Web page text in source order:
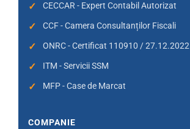
CECCAR - Expert Contabil Autorizat
CCF - Camera Consultanților Fiscali
ONRC - Certificat 110910 / 27.12.2022
ITM - Servicii SSM
MFP - Case de Marcat
COMPANIE